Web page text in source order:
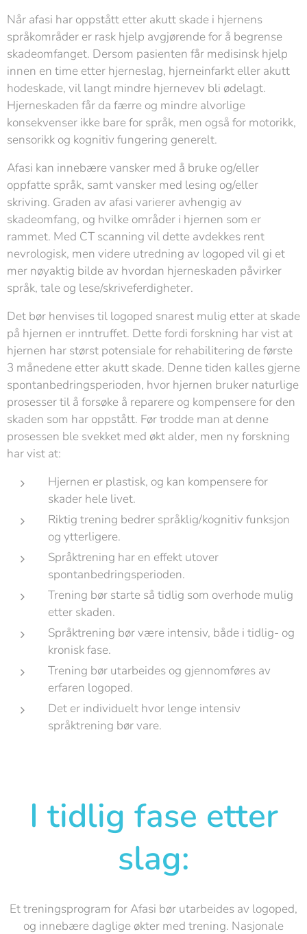
Når afasi har oppstått etter akutt skade i hjernens
språkområder er rask hjelp avgjørende for å begrense
skadeomfanget. Dersom pasienten får medisinsk hjelp
innen en time etter hjerneslag, hjerneinfarkt eller akutt
hodeskade, vil langt mindre hjernevev bli ødelagt.
Hjerneskaden får da færre og mindre alvorlige
konsekvenser ikke bare for språk, men også for motorikk,
sensorikk og kognitiv fungering generelt.
Afasi kan innebære vansker med å bruke og/eller
oppfatte språk, samt vansker med lesing og/eller
skriving. Graden av afasi varierer avhengig av
skadeomfang, og hvilke områder i hjernen som er
rammet. Med CT scanning vil dette avdekkes rent
nevrologisk, men videre utredning av logoped vil gi et
mer nøyaktig bilde av hvordan hjerneskaden påvirker
språk, tale og lese/skriveferdigheter.
Det bør henvises til logoped snarest mulig etter at skade
på hjernen er inntruffet. Dette fordi forskning har vist at
hjernen har størst potensiale for rehabilitering de første
3 månedene etter akutt skade. Denne tiden kalles gjerne
spontanbedringsperioden, hvor hjernen bruker naturlige
prosesser til å forsøke å reparere og kompensere for den
skaden som har oppstått. Før trodde man at denne
prosessen ble svekket med økt alder, men ny forskning
har vist at:
Hjernen er plastisk, og kan kompensere for
skader hele livet.
Riktig trening bedrer språklig/kognitiv funksjon
og ytterligere.
Språktrening har en effekt utover
spontanbedringsperioden.
Trening bør starte så tidlig som overhode mulig
etter skaden.
Språktrening bør være intensiv, både i tidlig- og
kronisk fase.
Trening bør utarbeides og gjennomføres av
erfaren logoped.
Det er individuelt hvor lenge intensiv
språktrening bør vare.
I tidlig fase etter
slag:
Et treningsprogram for Afasi bør utarbeides av logoped,
og innebære daglige økter med trening. Nasjonale